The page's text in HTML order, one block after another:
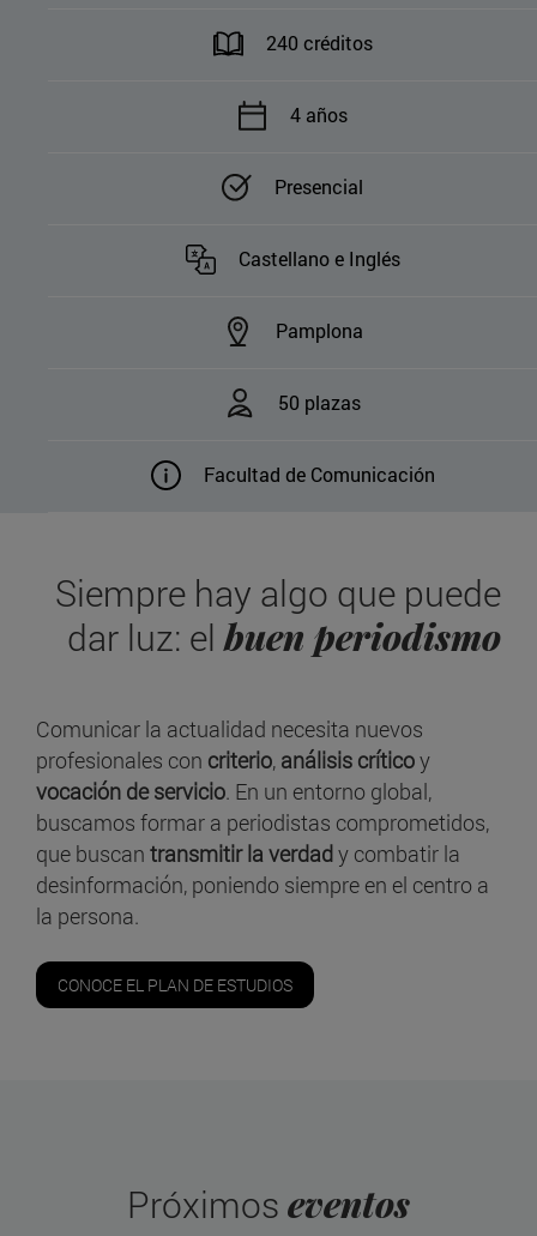
240 créditos
4 años
Presencial
Castellano e Inglés
Pamplona
50 plazas
Facultad de Comunicación
Siempre hay algo que puede
dar luz: elbuen periodismo
Comunicar la actualidad necesita nuevos
profesionales con criterio, análisis críticoy
vocación de servicio. En un entorno global,
buscamos formar a periodistas comprometidos,
que buscan transmitir la verdady combatir la
desinformación, poniendo siempre en el centro a
la persona.
CONOCE EL PLAN DE ESTUDIOS
Próximos eventos